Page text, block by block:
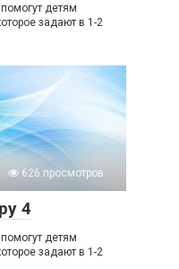
детям
задают в 1-2
626 просмотров
4
детям
задают в 1-2